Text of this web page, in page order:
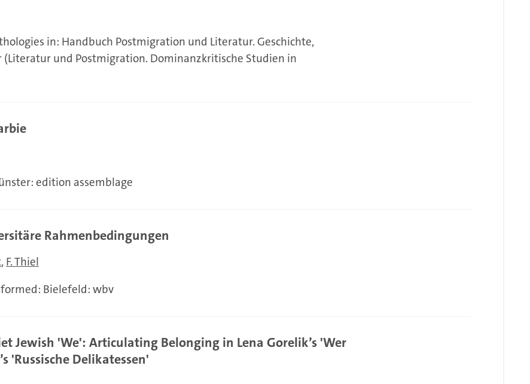
in: Handbuch Postmigration und Literatur. Geschichte,
und Postmigration. Dominanzkritische Studien in
edition assemblage
Rahmenbedingungen
F. Thiel
Bielefeld: wbv
Jewish 'We': Articulating Belonging in Lena Gorelik’s 'Wer
'Russische Delikatessen'